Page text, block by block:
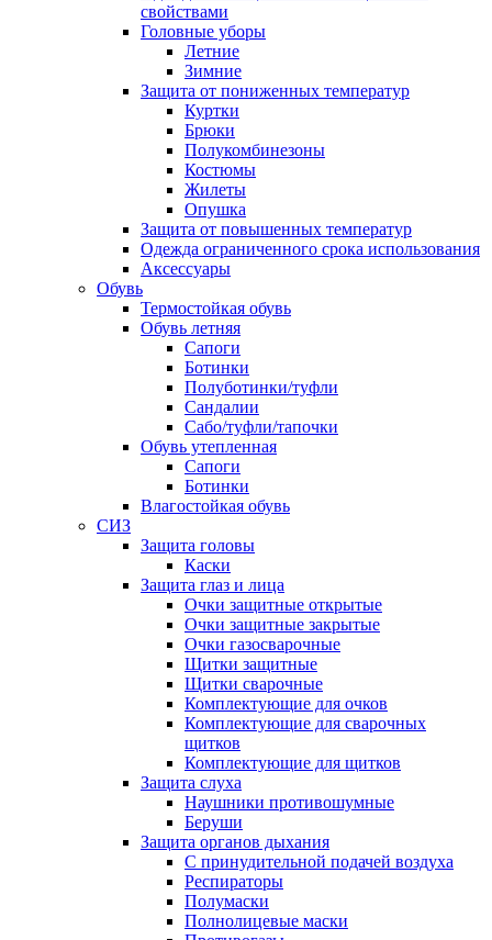
свойствами
Головные уборы
Летние
Зимние
Защита от пониженных температур
Куртки
Брюки
Полукомбинезоны
Костюмы
Жилеты
Опушка
Защита от повышенных температур
Одежда ограниченного срока использования
Аксессуары
Обувь
Термостойкая обувь
Обувь летняя
Сапоги
Ботинки
Полуботинки/туфли
Сандалии
Сабо/туфли/тапочки
Обувь утепленная
Сапоги
Ботинки
Влагостойкая обувь
СИЗ
Защита головы
Каски
Защита глаз и лица
Очки защитные открытые
Очки защитные закрытые
Очки газосварочные
Щитки защитные
Щитки сварочные
Комплектующие для очков
Комплектующие для сварочных
щитков
Комплектующие для щитков
Защита слуха
Наушники противошумные
Беруши
Защита органов дыхания
С принудительной подачей воздуха
Респираторы
Полумаски
Полнолицевые маски